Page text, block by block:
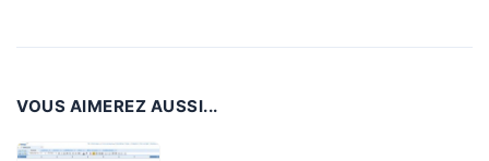
VOUS AIMEREZ AUSSI...